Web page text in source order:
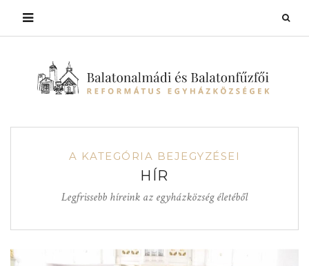
A KATEGÓRIA BEJEGYZÉSEI
HÍR
Legfrissebb híreink az egyházközség életéből